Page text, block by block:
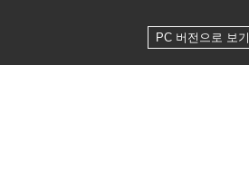
PC 버전으로 보기